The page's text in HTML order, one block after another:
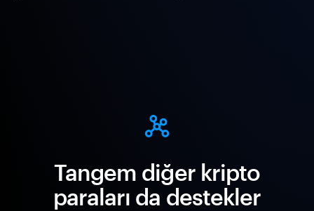
Tangem diğer kripto
paraları da destekler